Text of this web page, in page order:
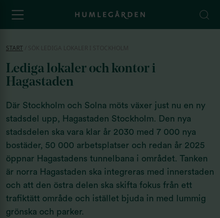
START
Lediga lokaler och kontor i
Hagastaden
Där Stockholm och Solna möts växer just nu en ny
stadsdel upp, Hagastaden Stockholm. Den nya
stadsdelen ska vara klar år 2030 med 7 000 nya
bostäder, 50 000 arbetsplatser och redan år 2025
öppnar Hagastadens tunnelbana i området. Tanken
är norra Hagastaden ska integreras med innerstaden
och att den östra delen ska skifta fokus från ett
trafiktätt område och istället bjuda in med lummig
grönska och parker.